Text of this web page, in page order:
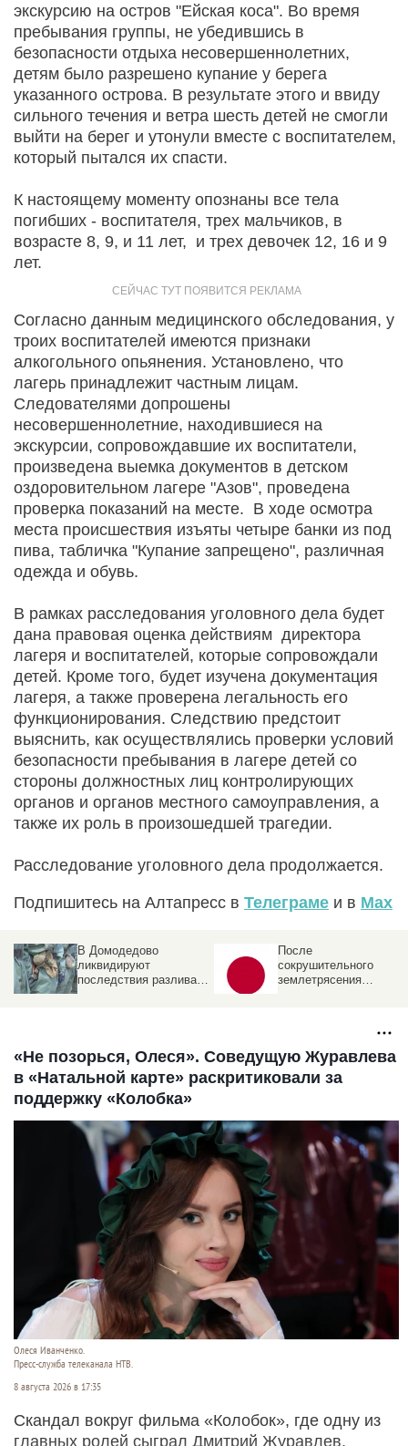
экскурсию на остров "Ейская коса". Во время
пребывания группы, не убедившись в
безопасности отдыха несовершеннолетних,
детям было разрешено купание у берега
указанного острова. В результате этого и ввиду
сильного течения и ветра шесть детей не смогли
выйти на берег и утонули вместе с воспитателем,
который пытался их спасти.
К настоящему моменту опознаны все тела
погибших - воспитателя, трех мальчиков, в
возрасте 8, 9, и 11 лет, и трех девочек 12, 16 и 9
лет.
Согласно данным медицинского обследования, у
троих воспитателей имеются признаки
алкогольного опьянения. Установлено, что
лагерь принадлежит частным лицам.
Следователями допрошены
несовершеннолетние, находившиеся на
экскурсии, сопровождавшие их воспитатели,
произведена выемка документов в детском
оздоровительном лагере "Азов", проведена
проверка показаний на месте. В ходе осмотра
места происшествия изъяты четыре банки из под
пива, табличка "Купание запрещено", различная
одежда и обувь.
В рамках расследования уголовного дела будет
дана правовая оценка действиям директора
лагеря и воспитателей, которые сопровождали
детей. Кроме того, будет изучена документация
лагеря, а также проверена легальность его
функционирования. Следствию предстоит
выяснить, как осуществлялись проверки условий
безопасности пребывания в лагере детей со
стороны должностных лиц контролирующих
органов и органов местного самоуправления, а
также их роль в произошедшей трагедии.
Расследование уголовного дела продолжается.
Подпишитесь на Алтапресс в Телеграме и в Max
В Домодедово
ликвидируют
последствия разлива
После
сокрушительного
землетрясения
«Не позорься, Олеся». Соведущую Журавлева
в «Натальной карте» раскритиковали за
поддержку «Колобка»
Олеся Иванченко.
Пресс-служба телеканала НТВ.
8 августа 2026 в 17:35
Скандал вокруг фильма «Колобок», где одну из
главных ролей сыграл Дмитрий Журавлев,